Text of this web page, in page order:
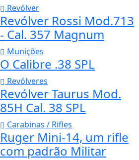
Revólver
Revólver Rossi Mod.713
- Cal. 357 Magnum
Munições
O Calibre .38 SPL
Revólveres
Revólver Taurus Mod.
85H Cal. 38 SPL
Carabinas / Rifles
Ruger Mini-14, um rifle
com padrão Militar